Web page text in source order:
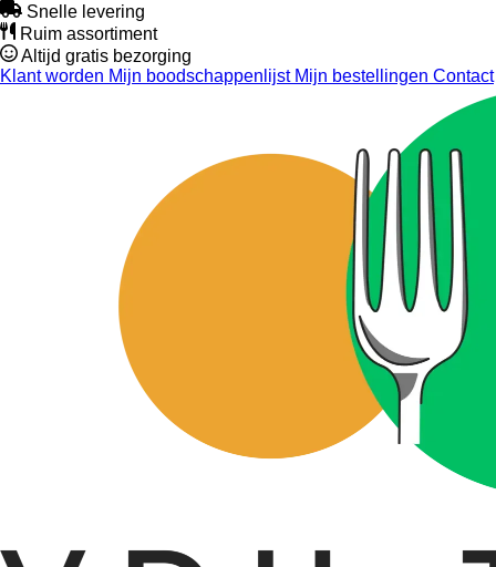
Snelle levering
Ruim assortiment
Altijd gratis bezorging
Klant worden Mijn boodschappenlijstMijn bestellingen Contact